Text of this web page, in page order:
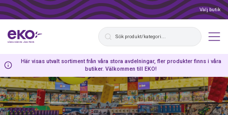
Välj butik
Här visas utvalt sortiment från våra stora avdelningar, fler produkter finns i våra
butiker. Välkommen till EKO!